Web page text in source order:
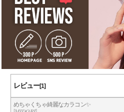
レビュー[1]
めちゃくちゃ綺麗なカラコン✨